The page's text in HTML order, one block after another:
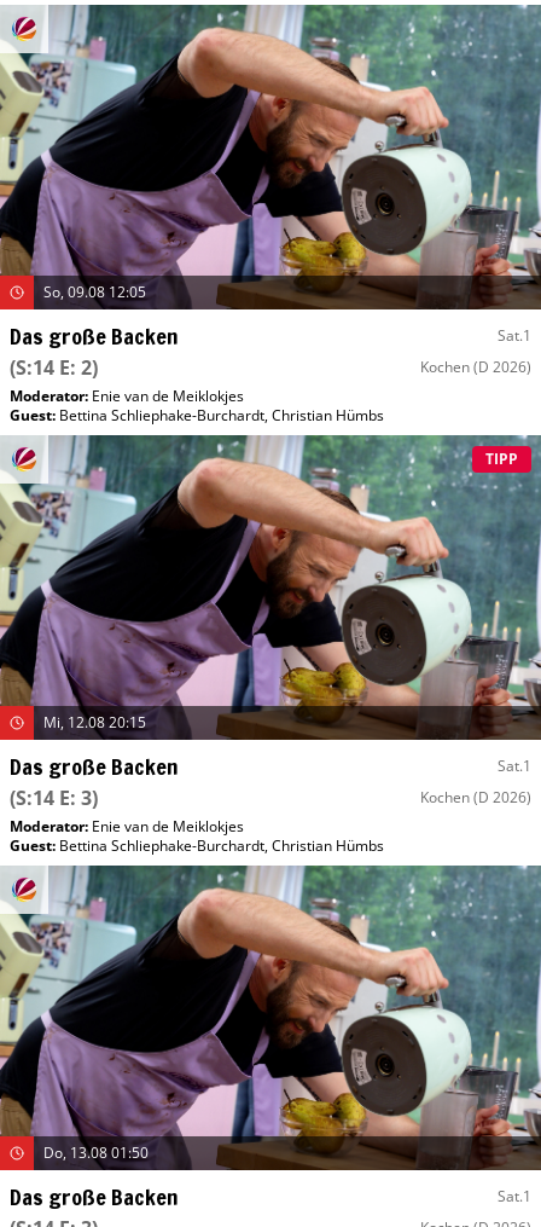
So, 09.08 12:05
Das große Backen Sat.1
(S:14 E: 2) Kochen(D 2026)
Moderator: Enie van de Meiklokjes
Guest: Bettina Schliephake-Burchardt,Christian Hümbs
TIPP
Mi, 12.08 20:15
Das große Backen Sat.1
(S:14 E: 3) Kochen(D 2026)
Moderator: Enie van de Meiklokjes
Guest: Bettina Schliephake-Burchardt,Christian Hümbs
Do, 13.08 01:50
Das große Backen Sat.1